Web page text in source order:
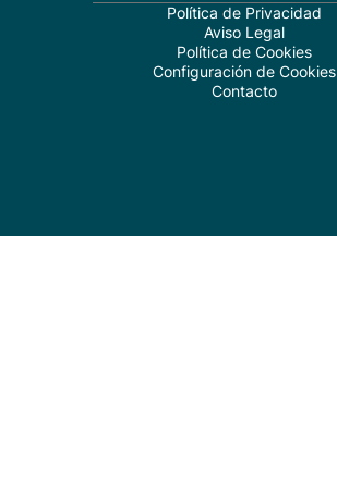
Política de Privacidad
Aviso Legal
Política de Cookies
Configuración de Cookies
Contacto